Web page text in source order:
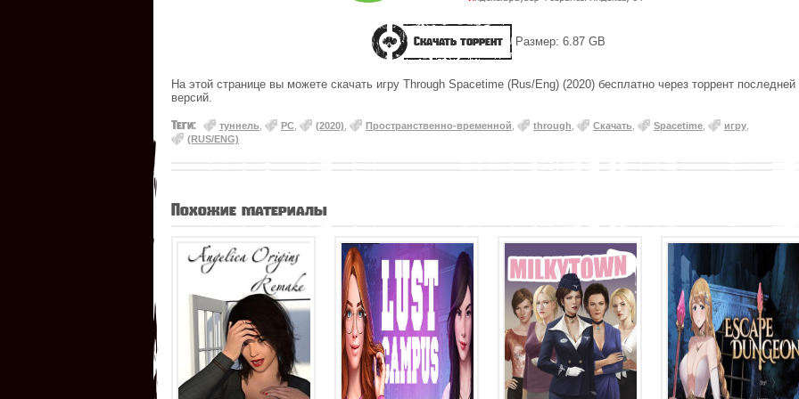
Скачать торрент Размер: 6.87 GB
На этой странице вы можете скачать игру Through Spacetime (Rus/Eng) (2020) бесплатно через торрент последней
версий.
Теги: туннель PC (2020) Пространственно-временной through Скачать Spacetime игру
(RUS/ENG)
Похожие материалы